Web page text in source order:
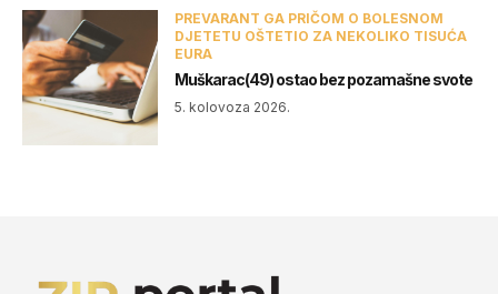
PREVARANT GA PRIČOM O BOLESNOM
DJETETU OŠTETIO ZA NEKOLIKO TISUĆA
EURA
Muškarac(49) ostao bez pozamašne svote
5. kolovoza 2026.